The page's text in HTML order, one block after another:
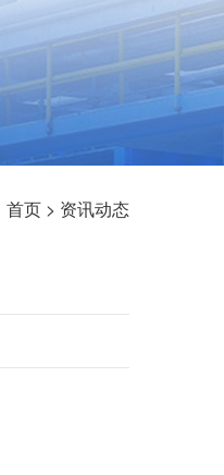
首页 > 资讯动态